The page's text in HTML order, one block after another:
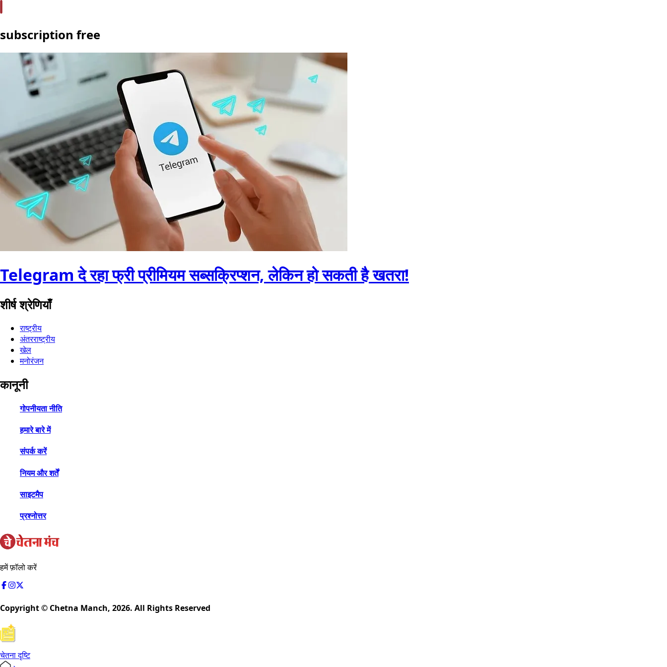
subscription free
Telegram दे रहा फ्री प्रीमियम सब्सक्रिप्शन, लेकिन हो सकती है खतरा!
शीर्ष श्रेणियाँ
राष्ट्रीय
अंतरराष्ट्रीय
खेल
मनोरंजन
कानूनी
गोपनीयता नीति
हमारे बारे में
संपर्क करें
नियम और शर्तें
साइटमैप
प्रश्नोत्तर
हमें फ़ॉलो करें
Copyright © Chetna Manch, 2026. All Rights Reserved
चेतना दृष्टि